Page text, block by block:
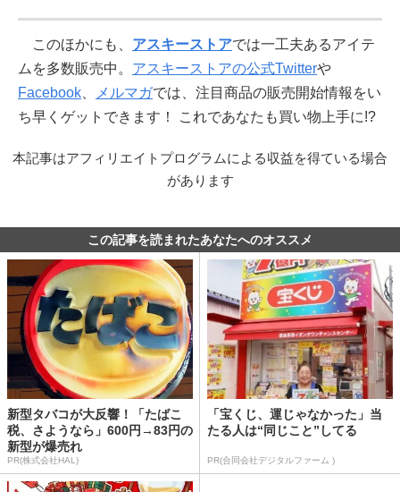
このほかにも、 アスキーストアでは一工夫あるアイテ
ムを多数販売中。 アスキーストアの公式Twitterや
Facebook
メルマガでは、注目商品の販売開始情報をい
ち早くゲットできます！ これであなたも買い物上手に!?
本記事はアフィリエイトプログラムによる収益を得ている場合
があります
この記事を読まれたあなたへのオススメ
新型タバコが大反響！「たばこ
税、さようなら」600円→83円の
新型が爆売れ
PR(株式会社HAL)
「宝くじ、運じゃなかった」当
たる人は“同じこと”してる
PR(合同会社デジタルファーム )